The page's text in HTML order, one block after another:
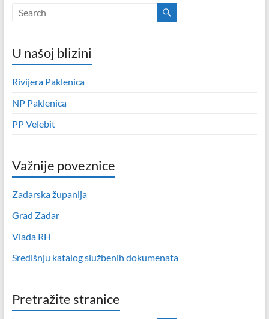
U našoj blizini
Rivijera Paklenica
NP Paklenica
PP Velebit
Važnije poveznice
Zadarska županija
Grad Zadar
Vlada RH
Središnju katalog službenih dokumenata
Pretražite stranice